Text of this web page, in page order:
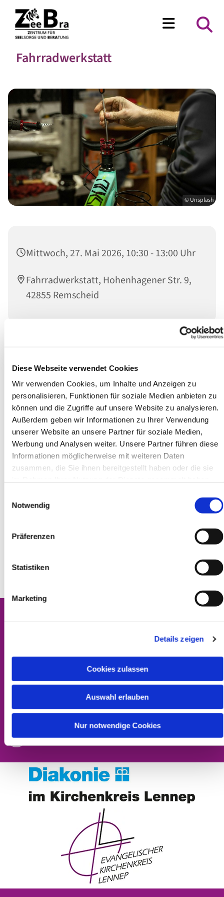
Diese Webseite verwendet Cookies
Wir verwenden Cookies, um Inhalte und Anzeigen zu
personalisieren, Funktionen für soziale Medien anbieten zu
können und die Zugriffe auf unsere Website zu analysieren.
Außerdem geben wir Informationen zu Ihrer Verwendung
unserer Website an unsere Partner für soziale Medien,
Werbung und Analysen weiter. Unsere Partner führen diese
Informationen möglicherweise mit weiteren Daten
zusammen, die Sie ihnen bereitgestellt haben oder die sie
Notwendig
Präferenzen
Statistiken
Marketing
Details zeigen
Cookies zulassen
Auswahl erlauben
Nur notwendige Cookies
Fahrradwerkstatt
© Unsplash
Mittwoch, 27. Mai 2026, 10:30 - 13:00 Uhr
Fahrradwerkstatt, Hohenhagener Str. 9,
42855 Remscheid
Die Reparatur Ihres Fahrrades erfolgt mit unserer Hilfe
Hilfe erfolgt durch fachkundige ehrenamtliche
Mitarbeitende des Diakonischen Werkes.
Kontakt
Datenschutzerklärung
Barrierefreiheitserklärung